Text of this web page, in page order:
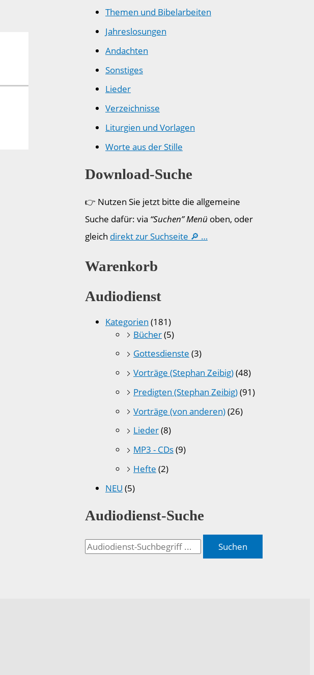
Themen und Bibelarbeiten
Jahreslosungen
Andachten
Sonstiges
Lieder
Verzeichnisse
Liturgien und Vorlagen
Worte aus der Stille
Download-Suche
👉 Nutzen Sie jetzt bitte die allgemeine
Suche dafür: via “Suchen” Menü oben, oder
gleich direkt zur Suchseite 🔎 …
Warenkorb
Audiodienst
Kategorien (181)
Bücher(5)
Gottesdienste (3)
Vorträge (Stephan Zeibig)(48)
Predigten (Stephan Zeibig)(91)
Vorträge (von anderen)(26)
Lieder(8)
MP3 - CDs(9)
Hefte (2)
NEU (5)
Audiodienst-Suche
Suchen